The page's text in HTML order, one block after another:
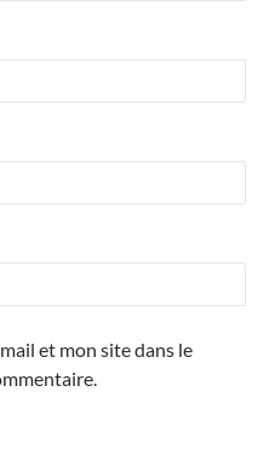
et mon site dans le